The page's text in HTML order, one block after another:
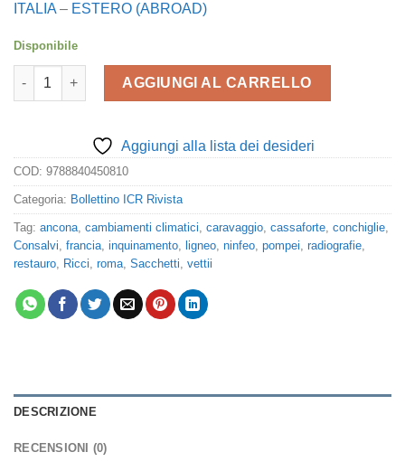
ITALIA – ESTERO (ABROAD)
Disponibile
Bollettino ICR 28 quantità
AGGIUNGI AL CARRELLO
Aggiungi alla lista dei desideri
COD: 9788840450810
Categoria: Bollettino ICR Rivista
Tag: ancona cambiamenti climatici caravaggio cassaforte conchiglie
Consalvi francia inquinamento ligneo ninfeo pompei radiografie
restauro
Ricci roma Sacchetti vettii
DESCRIZIONE
RECENSIONI (0)